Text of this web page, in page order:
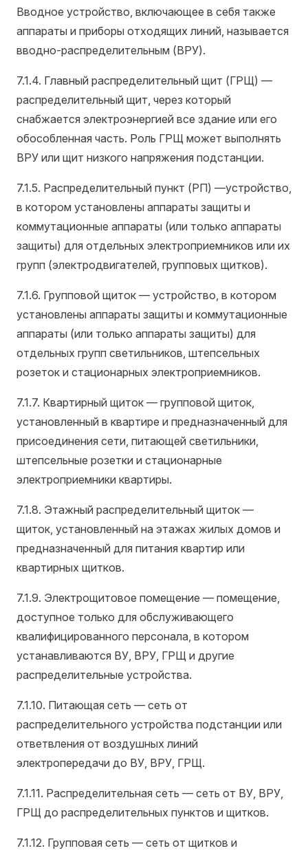
Вводное устройство, включающее в себя также
аппараты и приборы отходящих линий, называется
вводно-распределительным (ВРУ).
7.1.4. Главный распределительный щит (ГРЩ) —
распределительный щит, через который
снабжается электроэнергией все здание или его
обособленная часть. Роль ГРЩ может выполнять
ВРУ или щит низкого напряжения подстанции.
7.1.5. Распределительный пункт (РП) —устройство,
в котором установлены аппараты защиты и
коммутационные аппараты (или только аппараты
защиты) для отдельных электроприемников или их
групп (электродвигателей, групповых щитков).
7.1.6. Групповой щиток — устройство, в котором
установлены аппараты защиты и коммутационные
аппараты (или только аппараты защиты) для
отдельных групп светильников, штепсельных
розеток и стационарных электроприемников.
7.1.7. Квартирный щиток — групповой щиток,
установленный в квартире и предназначенный для
присоединения сети, питающей светильники,
штепсельные розетки и стационарные
электроприемники квартиры.
7.1.8. Этажный распределительный щиток —
щиток, установленный на этажах жилых домов и
предназначенный для питания квартир или
квартирных щитков.
7.1.9. Электрощитовое помещение — помещение,
доступное только для обслуживающего
квалифицированного персонала, в котором
устанавливаются ВУ, ВРУ, ГРЩ и другие
распределительные устройства.
7.1.10. Питающая сеть — сеть от
распределительного устройства подстанции или
ответвления от воздушных линий
электропередачи до ВУ, ВРУ, ГРЩ.
7.1.11. Распределительная сеть — сеть от ВУ, ВРУ,
ГРЩ до распределительных пунктов и щитков.
7.1.12. Групповая сеть — сеть от щитков и